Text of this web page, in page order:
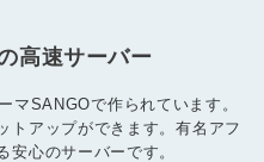
高速サーバー
マSANGOで作られています。
トアップができます。有名アフ
安心のサーバーです。